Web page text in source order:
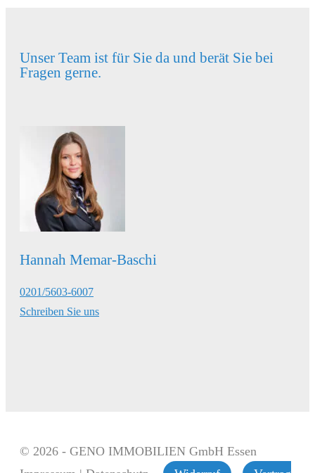
Unser Team ist für Sie da und berät Sie bei
Fragen gerne.
Hannah Memar-Baschi
0201/5603-6007
Schreiben Sie uns
© 2026 - GENO IMMOBILIEN GmbH Essen